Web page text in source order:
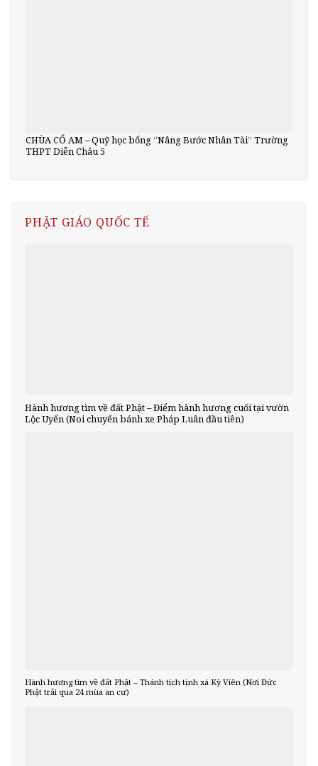
CHÙA CỔ AM – Quỹ học bổng “Nâng Bước Nhân Tài” Trường
THPT Diễn Châu 5
PHẬT GIÁO QUỐC TẾ
Hành hương tìm về đất Phật – Điểm hành hương cuối tại vườn
Lộc Uyển (Noi chuyển bánh xe Pháp Luân đầu tiên)
Hành hương tìm về đất Phật – Thánh tích tịnh xá Kỳ Viên (Nơi Đức
Phật trải qua 24 mùa an cư)